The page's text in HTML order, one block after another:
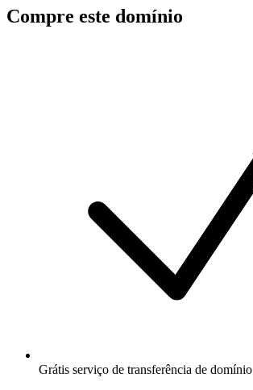
Compre este domínio
Grátis serviço de transferência de domínio